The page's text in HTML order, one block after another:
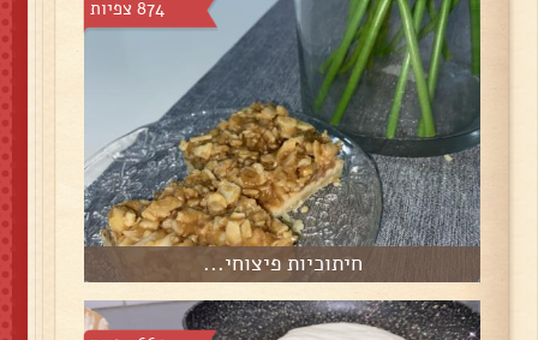
874 צפיות
חיתוכיות פיצוחי...